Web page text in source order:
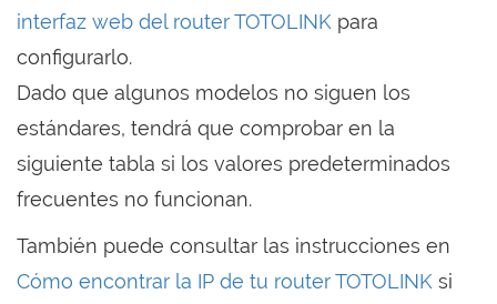
interfaz web del router TOTOLINK para
configurarlo.
Dado que algunos modelos no siguen los
estándares, tendrá que comprobar en la
siguiente tabla si los valores predeterminados
frecuentes no funcionan.
También puede consultar las instrucciones en
Cómo encontrar la IP de tu router TOTOLINK si